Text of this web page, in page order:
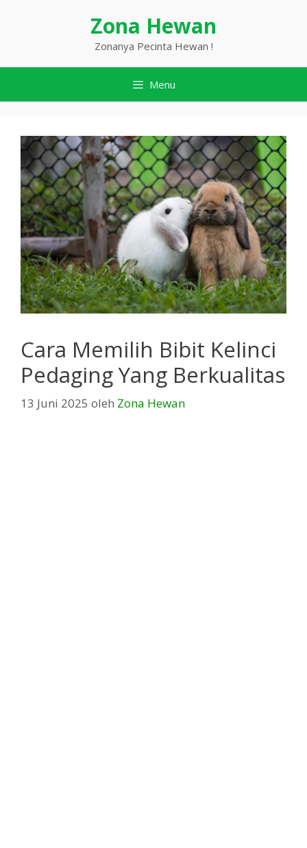
Zona Hewan
Zonanya Pecinta Hewan !
Menu
Cara Memilih Bibit Kelinci
Pedaging Yang Berkualitas
13 Juni 2025 oleh Zona Hewan